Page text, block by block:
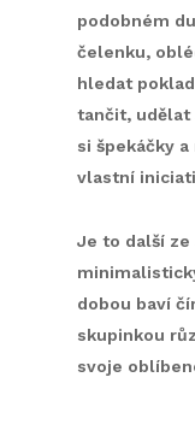
podobném
čelenku,
hledat
tančit, udělat
si špekáčky
vlastní
Je to další
dobou baví
skupinkou
svoje